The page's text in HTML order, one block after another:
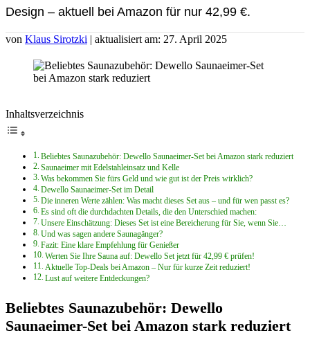
Design – aktuell bei Amazon für nur 42,99 €.
von Klaus Sirotzki | aktualisiert am: 27. April 2025
Inhaltsverzeichnis
Beliebtes Saunazubehör: Dewello Saunaeimer-Set bei Amazon stark reduziert
Saunaeimer mit Edelstahleinsatz und Kelle
Was bekommen Sie fürs Geld und wie gut ist der Preis wirklich?
Dewello Saunaeimer-Set im Detail
Die inneren Werte zählen: Was macht dieses Set aus – und für wen passt es?
Es sind oft die durchdachten Details, die den Unterschied machen:
Unsere Einschätzung: Dieses Set ist eine Bereicherung für Sie, wenn Sie…
Und was sagen andere Saunagänger?
Fazit: Eine klare Empfehlung für Genießer
Werten Sie Ihre Sauna auf: Dewello Set jetzt für 42,99 € prüfen!
Aktuelle Top-Deals bei Amazon – Nur für kurze Zeit reduziert!
Lust auf weitere Entdeckungen?
Beliebtes Saunazubehör: Dewello
Saunaeimer-Set bei Amazon stark reduziert